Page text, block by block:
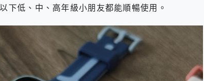
下低、中、高年級小朋友都能順暢使用。